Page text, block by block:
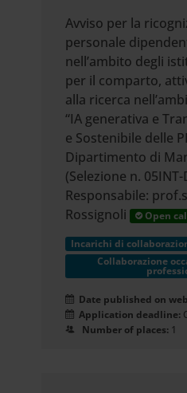
Avviso per la
personale
nell’ambito degli
per il comparto,
alla ricerca
“IA generativa e
e Sostenibile delle
Dipartimento di
(Selezione n.
Responsabile:
Rossignoli
Open
Incarichi di
Collaborazione
Date published on
Application deadline:
Number of places: 1